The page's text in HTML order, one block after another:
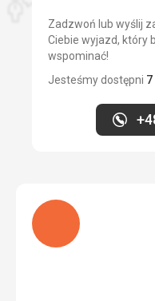
Zadzwoń lub wyślij
Ciebie wyjazd, który
wspominać!
Jesteśmy dostępni
Ładuję